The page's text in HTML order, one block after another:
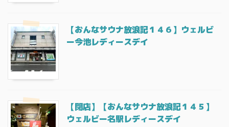
【おんなサウナ放浪記１４６】ウェルビ
ー今池レディースデイ
【閉店】【おんなサウナ放浪記１４５】
ウェルビー名駅レディースデイ